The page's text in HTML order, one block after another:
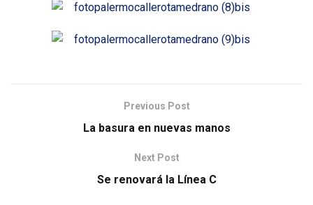
Previous Post
La basura en nuevas manos
Next Post
Se renovará la Línea C